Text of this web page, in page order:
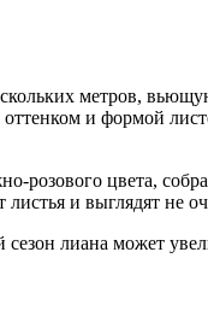
метров,
оттенком и формой
розового цвета,
и выглядят не
сезон лиана может